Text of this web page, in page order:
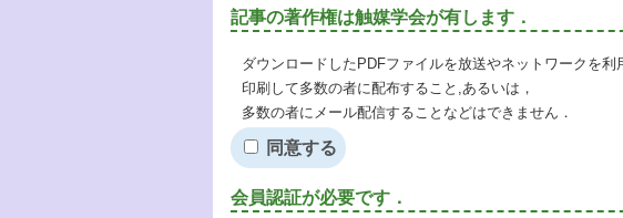
記事の著作権は触媒学会が有します．
ダウンロードしたPDFファイルを放送やネットワークを
印刷して多数の者に配布すること,あるいは，
多数の者にメール配信することなどはできません．
同意する
会員認証が必要です．